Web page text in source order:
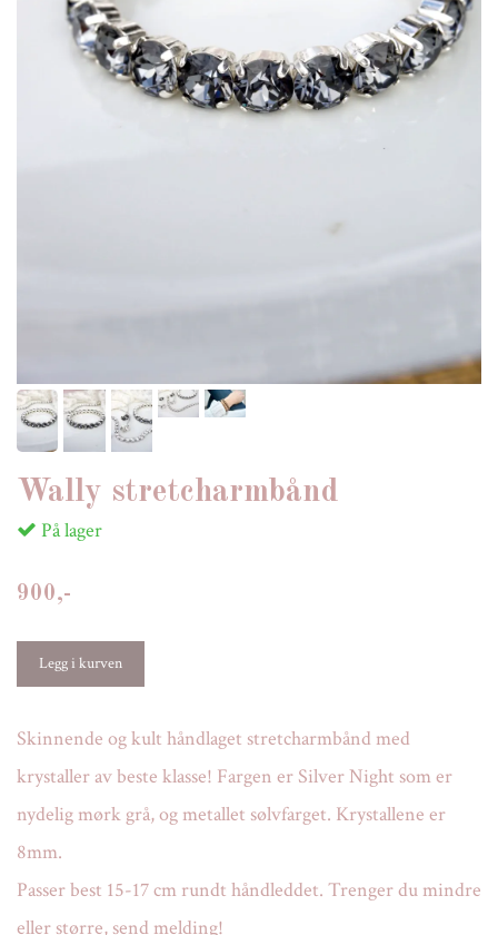
Wally stretcharmbånd
På lager
900,-
Skinnende og kult håndlaget stretcharmbånd med
krystaller av beste klasse! Fargen er Silver Night som er
nydelig mørk grå, og metallet sølvfarget. Krystallene er
8mm.
Passer best 15-17 cm rundt håndleddet. Trenger du mindre
eller større, send melding!